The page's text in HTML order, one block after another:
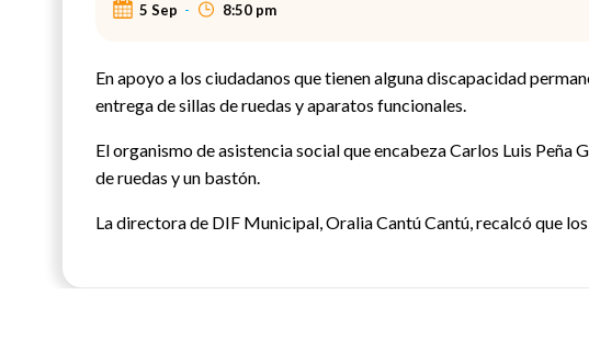
5 Sep - 8:50 pm
En apoyo a los ciudadanos que tienen alguna discapacidad
entrega de sillas de ruedas y aparatos funcionales.
El organismo de asistencia social que encabeza Carlos Luis
de ruedas y un bastón.
La directora de DIF Municipal, Oralia Cantú Cantú, recalcó que